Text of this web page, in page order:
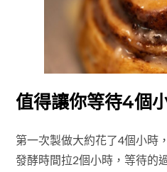
值得讓你等待4個
第一次製做大約花了4個小時
發酵時間拉2個小時，等待的